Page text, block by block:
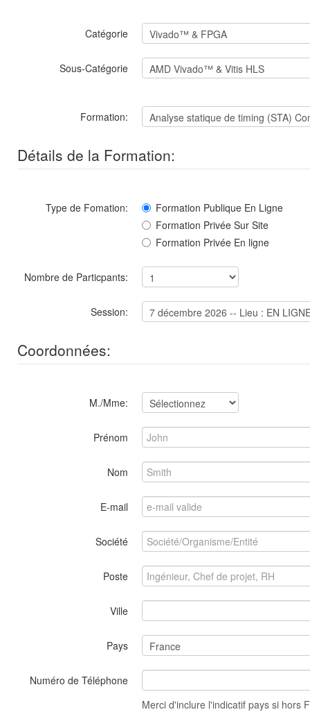
Catégorie
Sous-Catégorie
Formation:
Détails de la Formation:
Type de Fomation:
Formation Publique En Ligne
Formation Privée Sur Site
Formation Privée En ligne
Nombre de Particpants:
Session:
Coordonnées:
M./Mme:
Prénom
Nom
E-mail
Société
Poste
Ville
Pays
Numéro de Téléphone
Merci d'inclure l'indicatif pays si hors